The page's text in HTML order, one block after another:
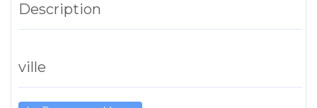
Description
ville